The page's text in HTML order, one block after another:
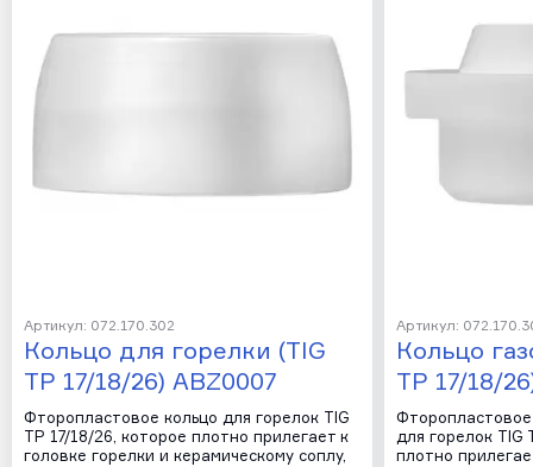
Артикул: 072.170.302
Кольцо для горелки (TIG
TP 17/18/26) ABZ0007
Фторопластовое кольцо для горелок TIG
TP 17/18/26, которое плотно прилегает к
головке горелки и керамическому соплу,
Артикул:
Кольцо
TP 17/18/
Фторопластовое
для горелок TIG
плотно